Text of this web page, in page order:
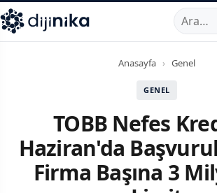
,Marmara Mahallesi,Beylikdüzü34520
Anasayfa › Genel
GENEL
TOBB Nefes
Haziran'da
Firma Başına 3